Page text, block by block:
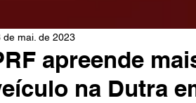
apreende
na Dutra
de mai. de 2023